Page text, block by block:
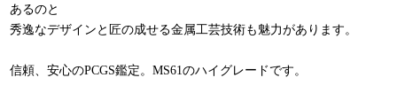
あるのと
秀逸なデザインと匠の成せる金属工芸技術も魅力があります。
信頼、安心のPCGS鑑定。MS61のハイグレードです。